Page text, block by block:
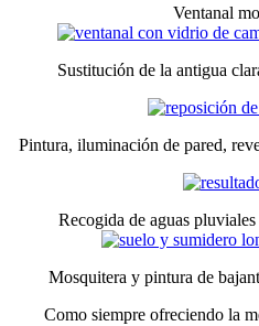
Ventanal
Sustitución de la antigua
Pintura, iluminación de pared,
Recogida de aguas
Mosquitera y pintura de
Como siempre ofreciendo la